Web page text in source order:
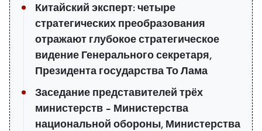
Китайский эксперт: четыре
стратегических преобразования
отражают глубокое стратегическое
видение Генерального секретаря,
Президента государства То Лама
Заседание представителей трёх
министерств – Министерства
национальной обороны, Министерства